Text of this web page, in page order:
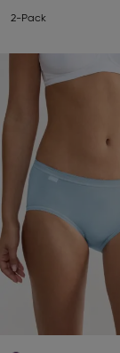
2-Pack